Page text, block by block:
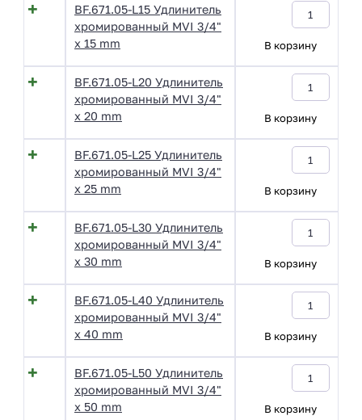
BF.671.05-L15 Удлинитель
хромированный MVI 3/4"
x 15 mm
В корзину
BF.671.05-L20 Удлинитель
хромированный MVI 3/4"
x 20 mm
В корзину
BF.671.05-L25 Удлинитель
хромированный MVI 3/4"
x 25 mm
В корзину
BF.671.05-L30 Удлинитель
хромированный MVI 3/4"
x 30 mm
В корзину
BF.671.05-L40 Удлинитель
хромированный MVI 3/4"
x 40 mm
В корзину
BF.671.05-L50 Удлинитель
хромированный MVI 3/4"
x 50 mm
В корзину